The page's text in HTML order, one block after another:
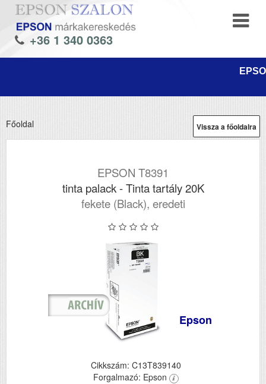
+36 1 340 0363
Vissza a főoldalra
Főoldal
EPSON T8391
tinta palack - Tinta tartály 20K
fekete (Black), eredeti
Epson
Cikkszám: C13T839140
Forgalmazó: Epson